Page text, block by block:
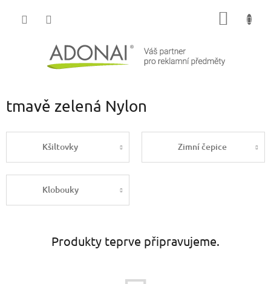
tmavě zelená Nylon
Kšiltovky Zimní čepice
Klobouky
Produkty teprve připravujeme.